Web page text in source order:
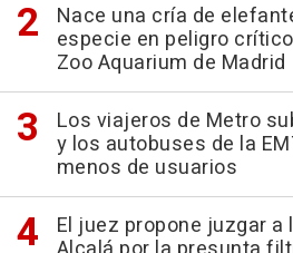
Nace una cría de
especie en peligro
Zoo Aquarium de Madrid
Los viajeros de Metro
y los autobuses de la
menos de usuarios
El juez propone juzgar a